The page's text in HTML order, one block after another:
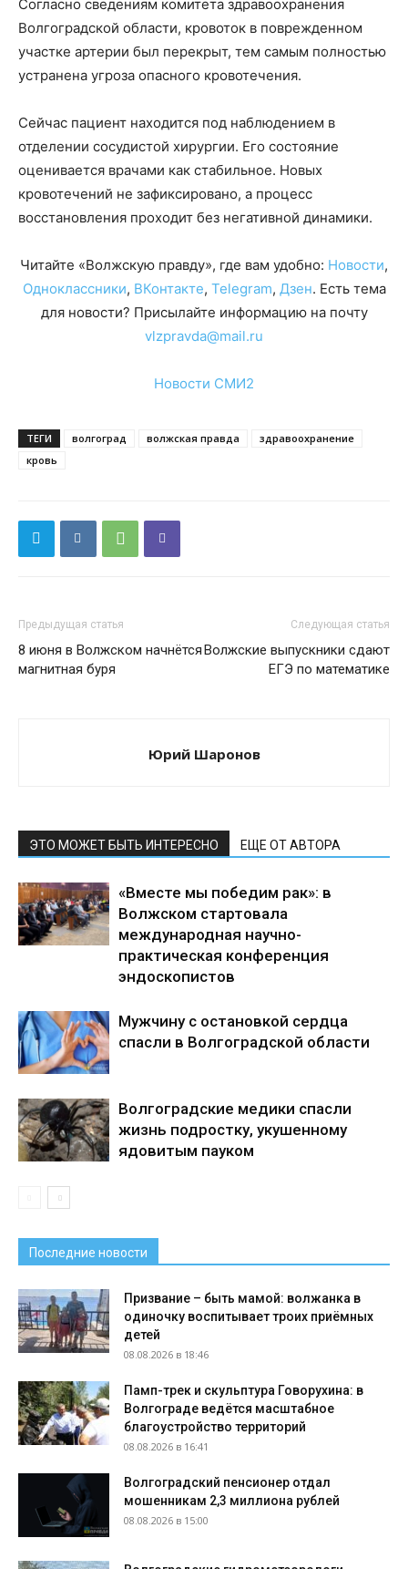
Согласно сведениям комитета здравоохранения
Волгоградской области, кровоток в поврежденном
участке артерии был перекрыт, тем самым полностью
устранена угроза опасного кровотечения.
Сейчас пациент находится под наблюдением в
отделении сосудистой хирургии. Его состояние
оценивается врачами как стабильное. Новых
кровотечений не зафиксировано, а процесс
восстановления проходит без негативной динамики.
Читайте «Волжскую правду», где вам удобно: Новости,
Одноклассники, ВКонтакте, Telegram, Дзен. Есть тема
для новости? Присылайте информацию на почту
vlzpravda@mail.ru
Новости СМИ2
ТЕГИ волгоград волжская правда
здравоохранение
кровь
Предыдущая статья
8 июня в Волжском начнётся
магнитная буря
Следующая статья
Волжские выпускники сдают
ЕГЭ по математике
Юрий Шаронов
ЭТО МОЖЕТ БЫТЬ ИНТЕРЕСНО ЕЩЕ ОТ АВТОРА
«Вместе мы победим рак»: в
Волжском стартовала
международная научно-
практическая конференция
эндоскопистов
Мужчину с остановкой сердца
спасли в Волгоградской области
Волгоградские медики спасли
жизнь подростку, укушенному
ядовитым пауком
Последние новости
Призвание – быть мамой: волжанка в
одиночку воспитывает троих приёмных
детей
08.08.2026 в 18:46
Памп-трек и скульптура Говорухина: в
Волгограде ведётся масштабное
благоустройство территорий
08.08.2026 в 16:41
Волгоградский пенсионер отдал
мошенникам 2,3 миллиона рублей
08.08.2026 в 15:00